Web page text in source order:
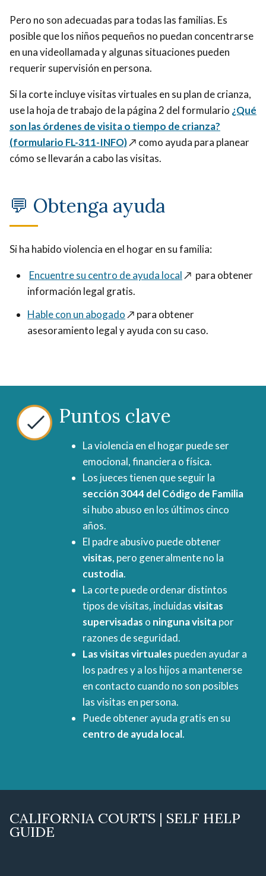
Pero no son adecuadas para todas las familias. Es
posible que los niños pequeños no puedan concentrarse
en una videollamada y algunas situaciones pueden
requerir supervisión en persona.
Si la corte incluye visitas virtuales en su plan de crianza,
use la hoja de trabajo de la página 2 del formulario ¿Qué
son las órdenes de visita o tiempo de crianza?
(formulario FL-311-INFO)↗️ como ayuda para planear
cómo se llevarán a cabo las visitas.
💬 Obtenga ayuda
Si ha habido violencia en el hogar en su familia:
Encuentre su centro de ayuda local↗️ para obtener
información legal gratis.
Hable con un abogado↗️ para obtener
asesoramiento legal y ayuda con su caso.
Puntos clave
La violencia en el hogar puede ser
emocional, financiera o física.
Los jueces tienen que seguir la
sección 3044 del Código de Familia
si hubo abuso en los últimos cinco
años.
El padre abusivo puede obtener
visitas, pero generalmente no la
custodia.
La corte puede ordenar distintos
tipos de visitas, incluidasvisitas
supervisadas o ninguna visitapor
razones de seguridad.
Las visitas virtuales pueden ayudar a
los padres y a los hijos a mantenerse
en contacto cuando no son posibles
las visitas en persona.
Puede obtener ayuda gratis en su
centro de ayuda local.
CALIFORNIA COURTS | SELF HELP
GUIDE